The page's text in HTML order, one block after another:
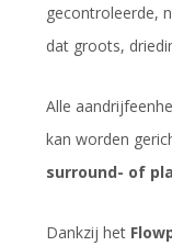
gecontroleerde,
dat groots,
Alle
kan worden
surround- of
Dankzij het